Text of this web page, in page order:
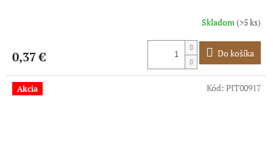
Skladom(>5 ks)
0,37 € Do košíka
Akcia Kód: PIT00917